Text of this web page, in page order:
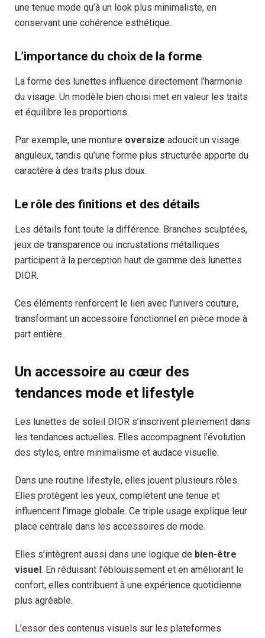
une tenue mode qu’à un look plus minimaliste, en
conservant une cohérence esthétique.
L’importance du choix de la forme
La forme des lunettes influence directement l’harmonie
du visage. Un modèle bien choisi met en valeur les traits
et équilibre les proportions.
Par exemple, une monture oversize adoucit un visage
anguleux, tandis qu’une forme plus structurée apporte du
caractère à des traits plus doux.
Le rôle des finitions et des détails
Les détails font toute la différence. Branches sculptées,
jeux de transparence ou incrustations métalliques
participent à la perception haut de gamme des lunettes
DIOR.
Ces éléments renforcent le lien avec l’univers couture,
transformant un accessoire fonctionnel en pièce mode à
part entière.
Un accessoire au cœur des
tendances mode et lifestyle
Les lunettes de soleil DIOR s’inscrivent pleinement dans
les tendances actuelles. Elles accompagnent l’évolution
des styles, entre minimalisme et audace visuelle.
Dans une routine lifestyle, elles jouent plusieurs rôles.
Elles protègent les yeux, complètent une tenue et
influencent l’image globale. Ce triple usage explique leur
place centrale dans les accessoires de mode.
Elles s’intègrent aussi dans une logique de bien-être
visuel. En réduisant l’éblouissement et en améliorant le
confort, elles contribuent à une expérience quotidienne
plus agréable.
L’essor des contenus visuels sur les plateformes